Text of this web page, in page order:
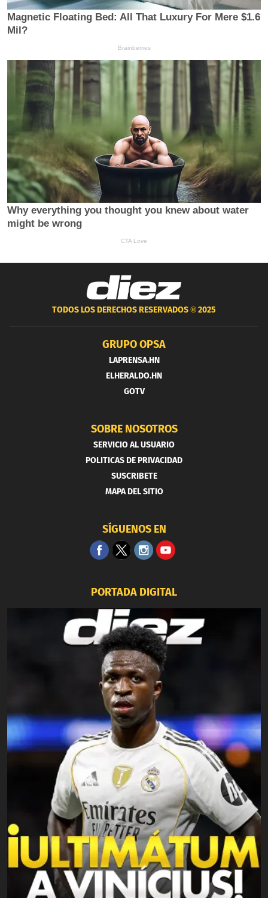
TODOS LOS DERECHOS RESERVADOS ®2025
GRUPO OPSA
LAPRENSA.HN
ELHERALDO.HN
GOTV
SOBRE NOSOTROS
SERVICIO AL USUARIO
POLITICAS DE PRIVACIDAD
SUSCRIBETE
MAPA DEL SITIO
SÍGUENOS EN
PORTADA DIGITAL